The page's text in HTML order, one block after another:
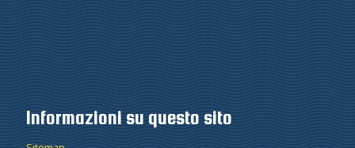
Informazioni su questo sito